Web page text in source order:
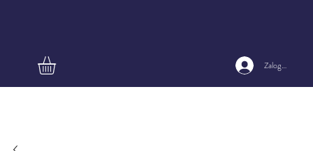
Zaloguj się